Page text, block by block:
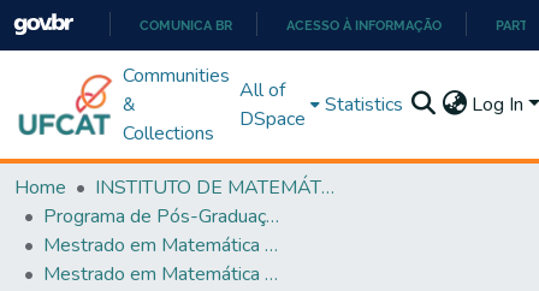
PARA
O
COMUNICA BR ACESSO À INFORMAÇÃO
Communities
&
Collections
All of
DSpace
Statistics Log In
Home
INSTITUTO DE MATEMÁTICA E TECNOLOGIA
Programa de Pós-Graduação em Matemática (PROFMAT)
Mestrado em Matemática em Rede Nacional - PROFMAT
Mestrado em Matemática em Rede Nacional - PROFMAT